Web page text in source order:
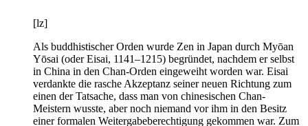
[lz]
Als buddhistischer Orden wurde Zen in Japan durch Myōan
Yōsai (oder Eisai, 1141–1215) begründet, nachdem er selbst
in China in den Chan-Orden eingeweiht worden war. Eisai
verdankte die rasche Akzeptanz seiner neuen Richtung zum
einen der Tatsache, dass man von chinesischen Chan-
Meistern wusste, aber noch niemand vor ihm in den Besitz
einer formalen Weitergabeberechtigung gekommen war. Zum